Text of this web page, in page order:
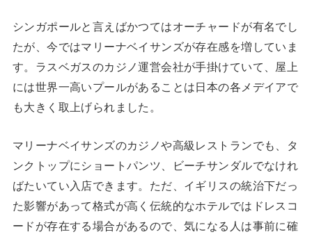
シンガポールと言えばかつてはオーチャードが有名でし
たが、今ではマリーナベイサンズが存在感を増していま
す。ラスベガスのカジノ運営会社が手掛けていて、屋上
には世界一高いプールがあることは日本の各メデイアで
も大きく取上げられました。
マリーナベイサンズのカジノや高級レストランでも、タ
ンクトップにショートパンツ、ビーチサンダルでなけれ
ばたいてい入店できます。ただ、イギリスの統治下だっ
た影響があって格式が高く伝統的なホテルではドレスコ
ードが存在する場合があるので、気になる人は事前に確